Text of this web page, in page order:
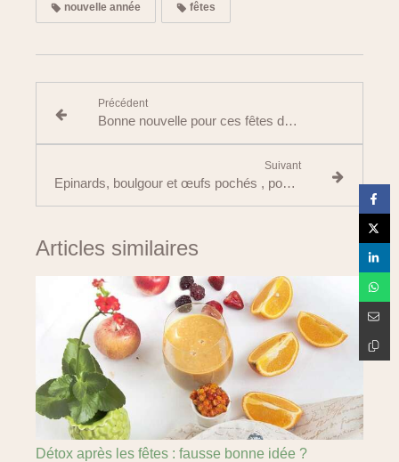
nouvelle année fêtes
Précédent
Bonne nouvelle pour ces fêtes de fin d’année : le chocolat fait baisser le risque de diabète de type 2.
Suivant
Epinards, boulgour et œufs pochés , pour un diner détox
Articles similaires
Détox après les fêtes : fausse bonne idée ?